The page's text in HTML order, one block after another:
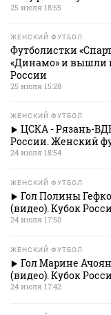
25 июля 18:55
ЖЕНСКИЙ ФУТБОЛ
Футболистки
«Динамо» и вышли
России
25 июля 15:28
ЖЕНСКИЙ ФУТБОЛ
ЦСКА - Рязань-
России. Женский
24 июля 18:54
ЖЕНСКИЙ ФУТБОЛ
Гол Полины
(видео). Кубок
24 июля 17:50
ЖЕНСКИЙ ФУТБОЛ
Гол Марине
(видео). Кубок
24 июля 17:42